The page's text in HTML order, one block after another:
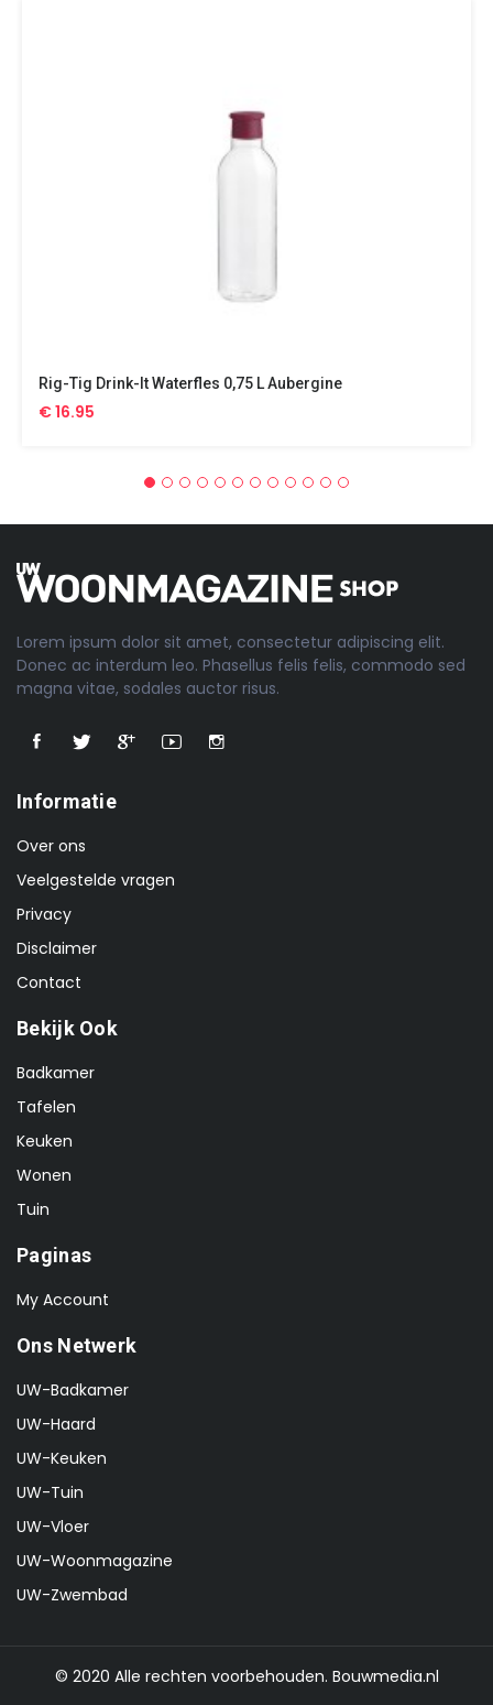
Rig-Tig Drink-It Waterfles 0,75 L Aubergine
€ 16.95
Lorem ipsum dolor sit amet, consectetur adipiscing elit.
Donec ac interdum leo. Phasellus felis felis, commodo sed
magna vitae, sodales auctor risus.
Informatie
Over ons
Veelgestelde vragen
Privacy
Disclaimer
Contact
Bekijk Ook
Badkamer
Tafelen
Keuken
Wonen
Tuin
Paginas
My Account
Ons Netwerk
UW-Badkamer
UW-Haard
UW-Keuken
UW-Tuin
UW-Vloer
UW-Woonmagazine
UW-Zwembad
© 2020 Alle rechten voorbehouden. Bouwmedia.nl